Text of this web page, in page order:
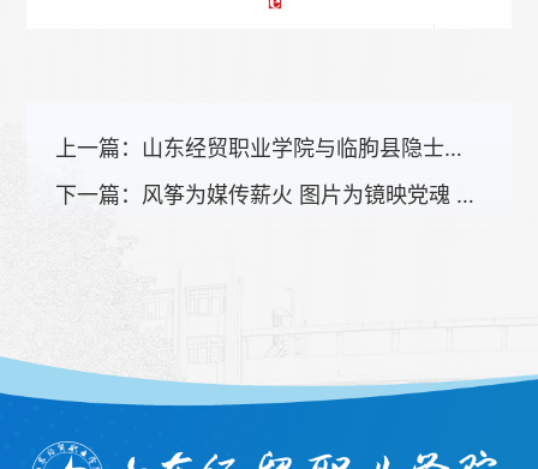
上一篇： 山东经贸职业学院与临朐县隐士村共建基地揭牌暨志愿服务队授旗仪式举行
下一篇： 风筝为媒传薪火 图片为镜映党魂 建党105周年 潍坊市博物馆风筝分馆走进山东经贸职业学院